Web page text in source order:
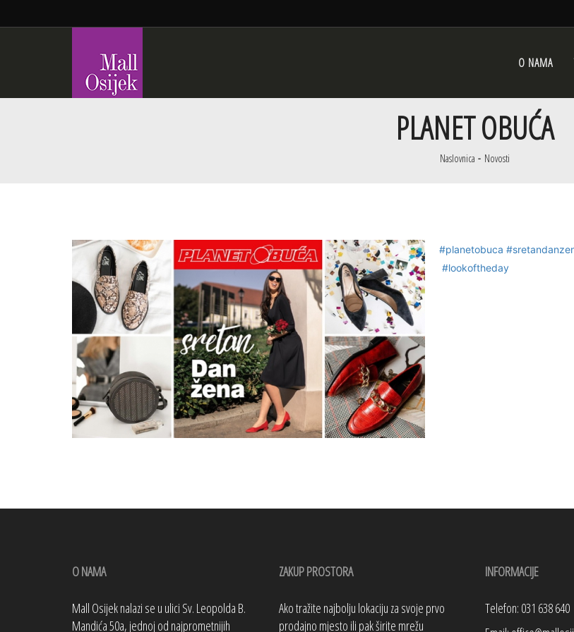
O NAMA
PLANET OBUĆA
Naslovnica Novosti
#planetobuca
#lookoftheday
O NAMA
Mall Osijek nalazi se u ulici Sv. Leopolda B.
Mandića 50a, jednoj od najprometnijih
ZAKUP PROSTORA
Ako tražite najbolju lokaciju za svoje prvo
prodajno mjesto ili pak širite mrežu
INFORMACIJE
Telefon: 031 638 640